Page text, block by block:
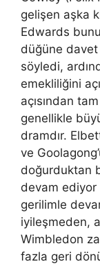
gelişen aşka
Edwards
düğüne
söyledi,
emekliliğini
açısından
genellikle
dramdır.
ve
doğurduktan
devam
gerilimle
iyileşmeden,
Wimbledon
fazla geri